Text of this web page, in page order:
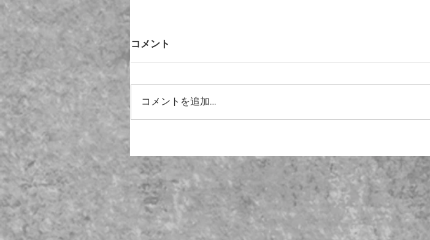
コメント
コメントを追加…